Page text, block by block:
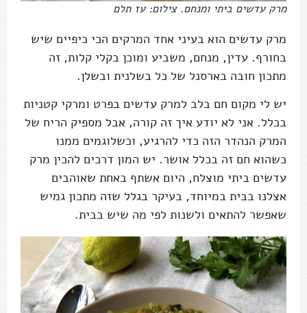
מרק עדשים ביתי ומנחם. צילום: עז תלם
מרק עדשים הוא בעיני אחד המרקים הכי כיפיים שיש
בחורף. עדין, מנחם, משביע ומוכן בקלי קלות, זה
מתכון חובה בארסנל של כל בשלנית ובשלן.
יש לי מקום חם בלב למרק עדשים בפרט ומרקי קטניות
בכלל. אני לא יודע איך זה קורה, אבל מספיק הריח של
המרק הנהדר הזה כדי להרגיע, וכשלוגמים ממנו
כשהוא חם זה בכלל אושר. יש המון דרכים להכין מרק
עדשים ביתי מוצלח, היום אשתף באחת שאוהבים
אצלנו בבית במיוחד, בעיקר בגלל שזה מתכון גמיש
שאפשר להתאים ולשנות לפי מה שיש בבית.